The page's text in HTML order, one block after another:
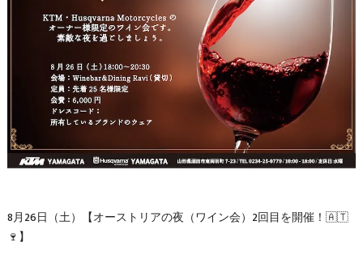
8月26日（土）【オーストリアの夜（ワイン会）2回目を開催！🇦🇹
🍷】